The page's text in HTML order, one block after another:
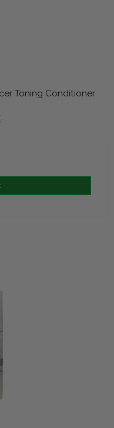
Toning Conditioner